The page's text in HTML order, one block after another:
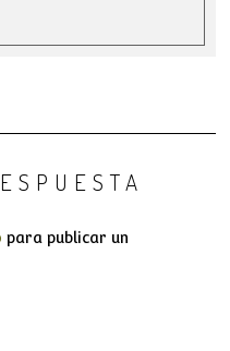
para publicar un